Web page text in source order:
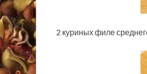
2 куриных филе